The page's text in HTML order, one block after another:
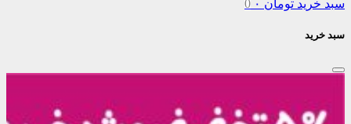
سبد خرید تومان 0
سبد خرید